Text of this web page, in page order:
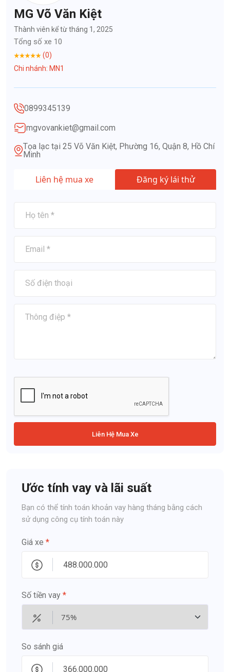
MG Võ Văn Kiệt
Thành viên kể từ tháng 1, 2025
Tổng số xe 10
(0)
Chi nhánh: MN1
0899345139
mgvovankiet@gmail.com
Tọa lạc tại 25 Võ Văn Kiệt, Phường 16, Quận 8, Hồ Chí
Minh
Liên hệ mua xe Đăng ký lái thử
Liên Hệ Mua Xe
Ước tính vay và lãi suất
Bạn có thể tính toán khoản vay hàng tháng bằng cách
sử dụng công cụ tính toán này
Giá xe *
Số tiền vay *
So sánh giá